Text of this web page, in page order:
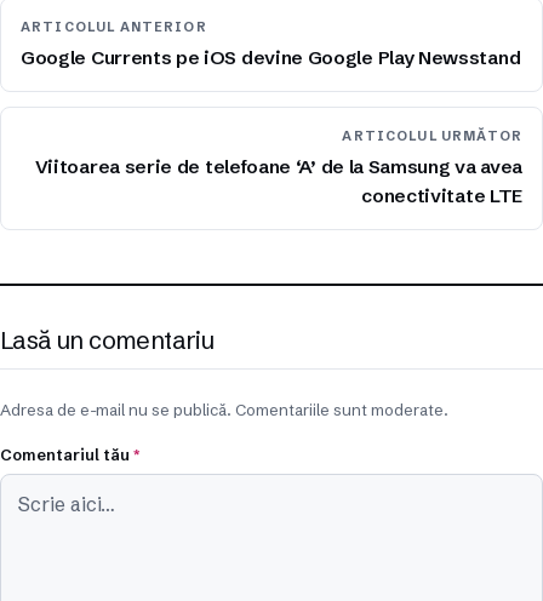
ARTICOLUL ANTERIOR
Google Currents pe iOS devine Google Play Newsstand
ARTICOLUL URMĂTOR
Viitoarea serie de telefoane ‘A’ de la Samsung va avea
conectivitate LTE
Lasă un comentariu
Adresa de e-mail nu se publică. Comentariile sunt moderate.
Comentariul tău *